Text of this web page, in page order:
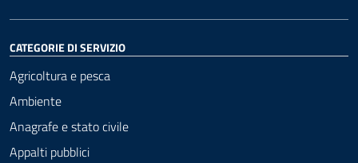
CATEGORIE DI SERVIZIO
Agricoltura e pesca
Ambiente
Anagrafe e stato civile
Appalti pubblici